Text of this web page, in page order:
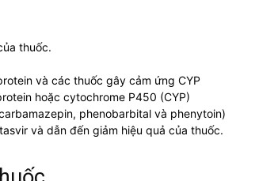
thuốc.
và các thuốc gây cảm ứng CYP
hoặc cytochrome P450 (CYP)
phenobarbital và phenytoin)
và dẫn đến giảm hiệu quả của thuốc.